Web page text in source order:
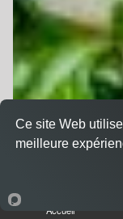
Accueil
Ce site Web
meilleure